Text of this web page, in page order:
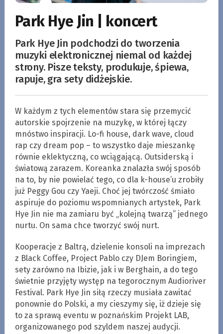
Park Hye Jin | koncert
Park Hye Jin podchodzi do tworzenia
muzyki elektronicznej niemal od każdej
strony. Pisze teksty, produkuje, śpiewa,
rapuje, gra sety didżejskie.
W każdym z tych elementów stara się przemycić
autorskie spojrzenie na muzykę, w której łączy
mnóstwo inspiracji. Lo-fi house, dark wave, cloud
rap czy dream pop – to wszystko daje mieszankę
równie eklektyczną, co wciągającą. Outsiderską i
światową zarazem. Koreanka znalazła swój sposób
na to, by nie powielać tego, co dla k-house’u zrobiły
już Peggy Gou czy Yaeji. Choć jej twórczość śmiało
aspiruje do poziomu wspomnianych artystek, Park
Hye Jin nie ma zamiaru być „kolejną twarzą” jednego
nurtu. On sama chce tworzyć swój nurt.
Kooperacje z Baltrą, dzielenie konsoli na imprezach
z Black Coffee, Project Pablo czy DJem Boringiem,
sety zarówno na Ibizie, jak i w Berghain, a do tego
świetnie przyjęty występ na tegorocznym Audioriver
Festival. Park Hye Jin siłą rzeczy musiała zawitać
ponownie do Polski, a my cieszymy się, iż dzieje się
to za sprawą eventu w poznańskim Projekt LAB,
organizowanego pod szyldem naszej audycji.